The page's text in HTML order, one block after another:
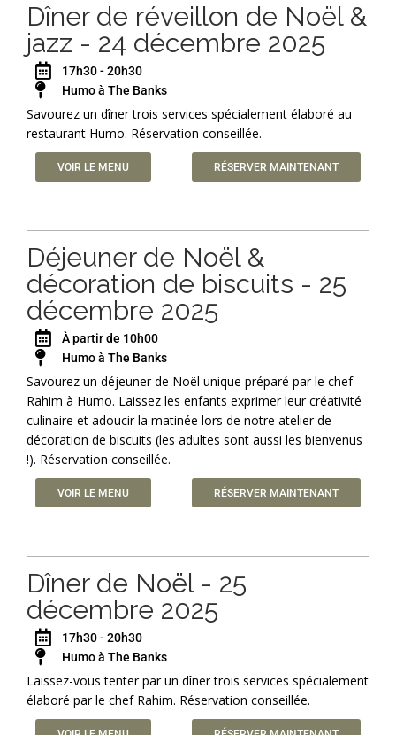
Dîner de réveillon de Noël &
jazz - 24 décembre 2025
17h30 - 20h30
Humo à The Banks
Savourez un dîner trois services spécialement élaboré au
restaurant Humo. Réservation conseillée.
VOIR LE MENU RÉSERVER MAINTENANT
Déjeuner de Noël &
décoration de biscuits - 25
décembre 2025
À partir de 10h00
Humo à The Banks
Savourez un déjeuner de Noël unique préparé par le chef
Rahim à Humo. Laissez les enfants exprimer leur créativité
culinaire et adoucir la matinée lors de notre atelier de
décoration de biscuits (les adultes sont aussi les bienvenus
!). Réservation conseillée.
VOIR LE MENU RÉSERVER MAINTENANT
Dîner de Noël - 25
décembre 2025
17h30 - 20h30
Humo à The Banks
Laissez-vous tenter par un dîner trois services spécialement
élaboré par le chef Rahim. Réservation conseillée.